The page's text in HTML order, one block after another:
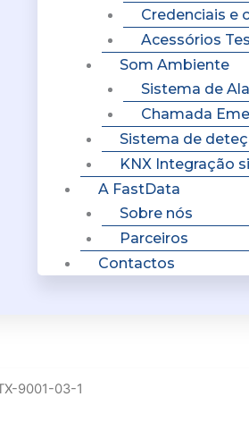
Credenciais e
Acessórios
Som Ambiente
Sistema de
Chamada
Sistema de
KNX Integração
A FastData
Sobre nós
Parceiros
Contactos
9001-03-1